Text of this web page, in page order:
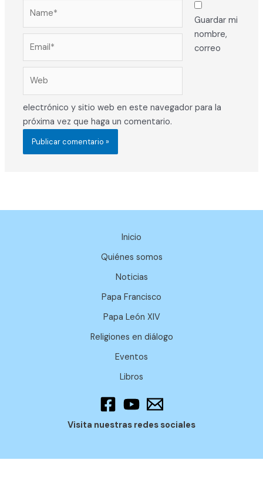
Guardar mi
nombre,
correo
electrónico y sitio web en este navegador para la
próxima vez que haga un comentario.
Inicio
Quiénes somos
Noticias
Papa Francisco
Papa León XIV
Religiones en diálogo
Eventos
Libros
Visita nuestras redes sociales